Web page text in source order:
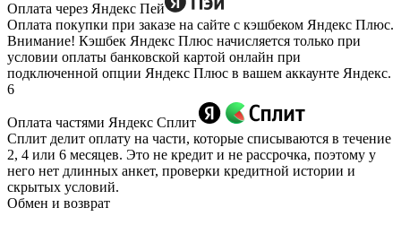
Оплата через Яндекс Пей
Оплата покупки при заказе на сайте с кэшбеком Яндекс Плюс.
Внимание! Кэшбек Яндекс Плюс начисляется только при
условии оплаты банковской картой онлайн при
подключенной опции Яндекс Плюс в вашем аккаунте Яндекс.
6
Оплата частями Яндекс Сплит
Сплит делит оплату на части, которые списываются в течение
2, 4 или 6 месяцев. Это не кредит и не рассрочка, поэтому у
него нет длинных анкет, проверки кредитной истории и
скрытых условий.
Обмен и возврат